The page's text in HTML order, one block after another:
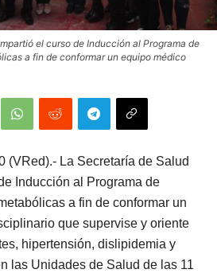
el curso de Inducción al Programa de
a fin de conformar un equipo médico
(VRed).- La Secretaría de Salud
Inducción al Programa de
a fin de conformar un
que supervise y oriente
hipertensión, dislipidemia y
las Unidades de Salud de las 11